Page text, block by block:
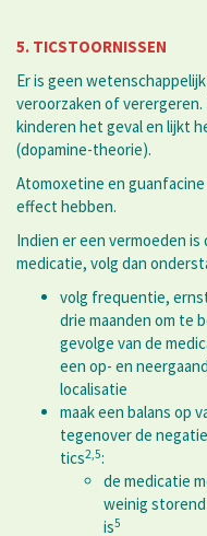
5. TICSTOORNISSEN
Er is geen
veroorzaken of verergeren.
kinderen het geval en lijkt
(dopamine-theorie).
Atomoxetine en
effect hebben.
Indien er een vermoeden
medicatie, volg dan
volg frequentie,
drie maanden om te
gevolge van de
een op- en
localisatie
maak een balans op
tegenover de
tics2,5:
de medicatie
weinig
is5